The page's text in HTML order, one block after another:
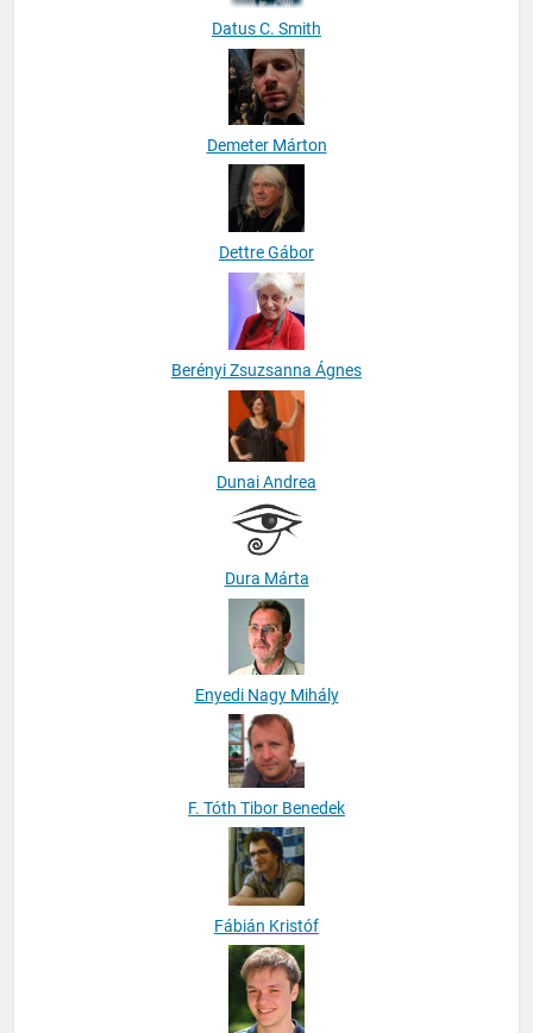
Datus C. Smith
Demeter Márton
Dettre Gábor
Berényi Zsuzsanna Ágnes
Dunai Andrea
Dura Márta
Enyedi Nagy Mihály
F. Tóth Tibor Benedek
Fábián Kristóf